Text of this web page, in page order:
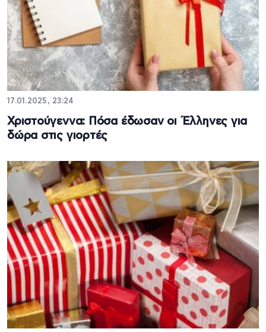
17.01.2025, 23:24
Χριστούγεννα: Πόσα έδωσαν οι Έλληνες για
δώρα στις γιορτές